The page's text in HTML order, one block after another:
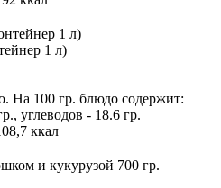
1 л)
На 100 гр. блюдо содержит:
углеводов - 18.6 гр.
ккал